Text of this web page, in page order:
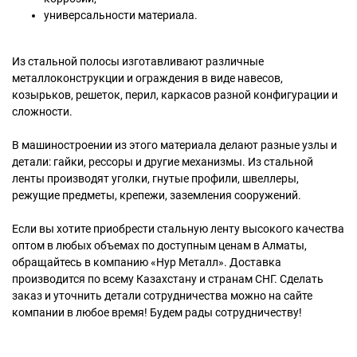
универсальности материала.
Из стальной полосы изготавливают различные
металлоконструкции и ограждения в виде навесов,
козырьков, решеток, перил, каркасов разной конфигурации и
сложности.
В машиностроении из этого материала делают разные узлы и
детали: гайки, рессоры и другие механизмы. Из стальной
ленты производят уголки, гнутые профили, швеллеры,
режущие предметы, крепежи, заземления сооружений.
Если вы хотите приобрести стальную ленту высокого качества
оптом в любых объемах по доступным ценам в Алматы,
обращайтесь в компанию «Нур Металл». Доставка
производится по всему Казахстану и странам СНГ. Сделать
заказ и уточнить детали сотрудничества можно на сайте
компании в любое время! Будем рады сотрудничеству!